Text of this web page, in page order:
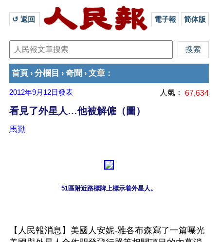
↺ 返回 電子報 简体版
首頁 › 分欄目 › 奇聞 › 文章 ：
2012年9月12日發表 人氣： 67,634
看見了外星人…他被解僱（圖）
馬勤
51區附近路標牌上標示着外星人。
【人民報消息】美國人安妮-雅各布森寫了一篇曝光